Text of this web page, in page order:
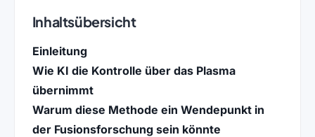
Inhaltsübersicht
Einleitung
Wie KI die Kontrolle über das Plasma
übernimmt
Warum diese Methode ein Wendepunkt in
der Fusionsforschung sein könnte